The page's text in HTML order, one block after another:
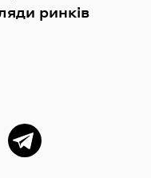
ринків
Telegram